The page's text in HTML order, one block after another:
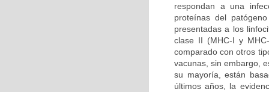
respondan a una
proteínas del
presentadas a los
clase II (MHC-I y
comparado con otros
vacunas, sin embargo,
su mayoría, están
últimos años, la